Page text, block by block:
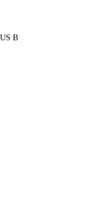
B